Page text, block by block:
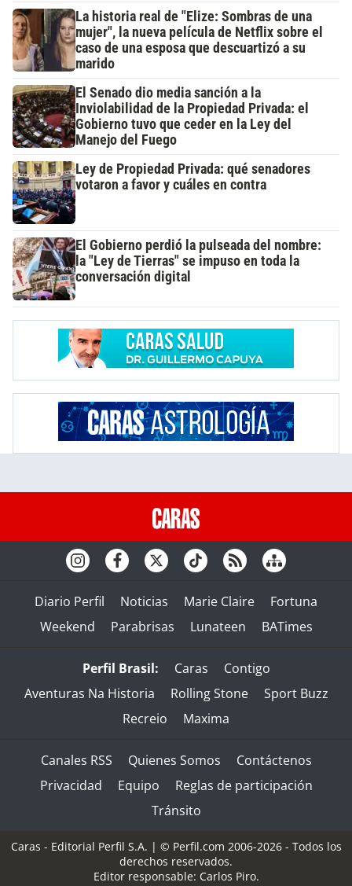
La historia real de "Elize: Sombras de una
mujer", la nueva película de Netflix sobre el
caso de una esposa que descuartizó a su
marido
El Senado dio media sanción a la
Inviolabilidad de la Propiedad Privada: el
Gobierno tuvo que ceder en la Ley del
Manejo del Fuego
Ley de Propiedad Privada: qué senadores
votaron a favor y cuáles en contra
El Gobierno perdió la pulseada del nombre:
la "Ley de Tierras" se impuso en toda la
conversación digital
Diario Perfil Noticias Marie Claire
Fortuna
Weekend
Parabrisas Lunateen BATimes
Perfil Brasil: Caras
Contigo
Aventuras Na Historia
Rolling Stone
Sport Buzz
Recreio
Maxima
Canales RSS Quienes Somos
Contáctenos
Privacidad
Equipo
Reglas de participación
Tránsito
Caras - Editorial Perfil S.A. | © Perfil.com 2006-2026 - Todos los
derechos reservados.
Editor responsable: Carlos Piro.